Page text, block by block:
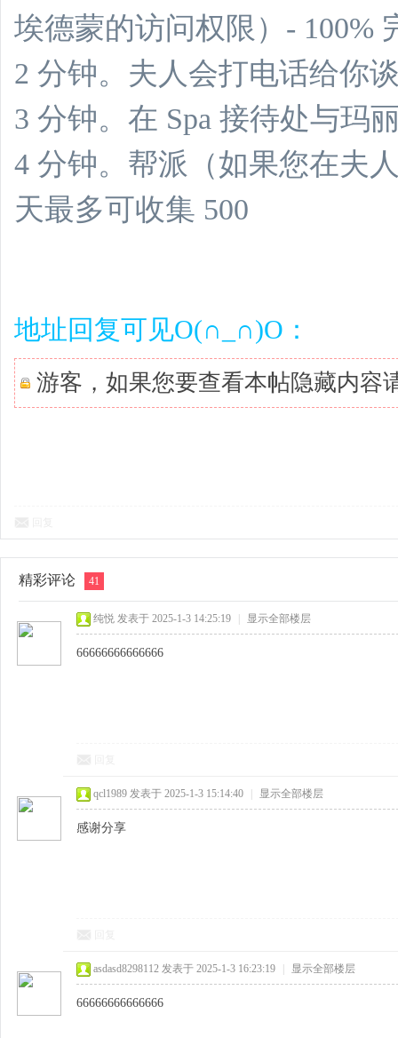
埃德蒙的访问权限）- 100%
2 分钟。夫人会打电话给你
3 分钟。在 Spa 接待处与玛
4 分钟。帮派（如果您在夫
天最多可收集 500
地址回复可见O(∩_∩)O：
游客，如果您要查看本帖隐藏内容
精彩评论 41
纯悦 发表于 2025-1-3 14:25:19 显示全部楼层
66666666666666
qcl1989 发表于 2025-1-3 15:14:40 显示全部楼层
感谢分享
asdasd8298112 发表于 2025-1-3 16:23:19 显示全部楼层
66666666666666